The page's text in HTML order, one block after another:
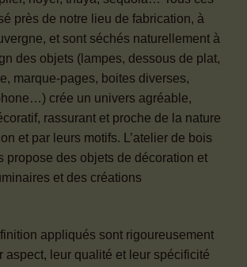
près de notre lieu de fabrication, à
et sont séchés naturellement à
des objets (lampes, dessous de plat,
marque-pages, boites diverses,
crée un univers agréable,
rassurant et proche de la nature
et par leurs motifs. L’atelier de bois
propose des objets de décoration et
et des créations
finition appliqués sont rigoureusement
aspect, leur qualité et leur spécificité